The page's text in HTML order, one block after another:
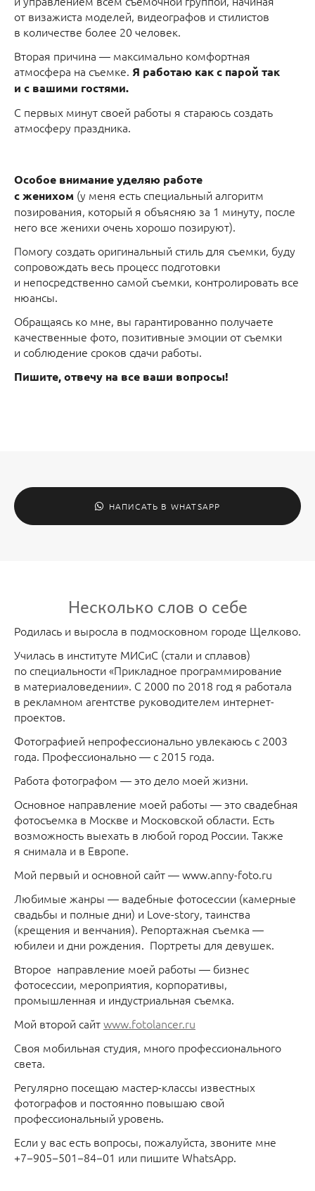
от визажиста моделей, видеографов и стилистов
в количестве более 20 человек.
Вторая причина — максимально комфортная
атмосфера на съемке. Я работаю как с парой так
и с вашими гостями.
С первых минут своей работы я стараюсь создать
атмосферу праздника.
Особое внимание уделяю работе
с женихом (у меня есть специальный алгоритм
позирования, который я объясняю за 1 минуту, после
него все женихи очень хорошо позируют).
Помогу создать оригинальный стиль для съемки, буду
сопровождать весь процесс подготовки
и непосредственно самой съемки, контролировать все
нюансы.
Обращаясь ко мне, вы гарантированно получаете
качественные фото, позитивные эмоции от съемки
и соблюдение сроков сдачи работы.
Пишите, отвечу на все ваши вопросы!
НАПИСАТЬ В WHATSAPP
Несколько слов о себе
Родилась и выросла в подмосковном городе Щелково.
Училась в институте МИСиС (стали и сплавов)
по специальности «Прикладное программирование
в материаловедении». С 2000 по 2018 год я работала
в рекламном агентстве руководителем интернет-
проектов.
Фотографией непрофессионально увлекаюсь с 2003
года. Профессионально — с 2015 года.
Работа фотографом — это дело моей жизни.
Основное направление моей работы — это свадебная
фотосъемка в Москве и Московской области. Есть
возможность выехать в любой город России. Также
я снимала и в Европе.
Мой первый и основной сайт — www.anny-foto.ru
Любимые жанры — вадебные фотосессии (камерные
свадьбы и полные дни) и Love-story, таинства
(крещения и венчания). Репортажная съемка —
юбилеи и дни рождения. Портреты для девушек.
Второе направление моей работы — бизнес
фотосессии, мероприятия, корпоративы,
промышленная и индустриальная съемка.
Мой второй сайтwww.fotolancer.ru
Своя мобильная студия, много профессионального
света.
Регулярно посещаю мастер-классы известных
фотографов и постоянно повышаю свой
профессиональный уровень.
Если у вас есть вопросы, пожалуйста, звоните мне
+7−905−501−84−01 или пишите WhatsApp.